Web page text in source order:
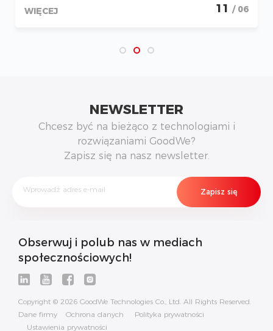
WIĘCEJ 11 / 06
NEWSLETTER
Chcesz być na bieżąco z technologiami i
rozwiązaniami GoodWe?
Zapisz się na nasz newsletter.
Obserwuj i polub nas w mediach
społecznościowych!
Copyright © 2026 GoodWe Technologies Co., Ltd. All Rights Reserved.
Dane firmy
Ochrona danych
Polityka prywatności
Ustawienia prywatności